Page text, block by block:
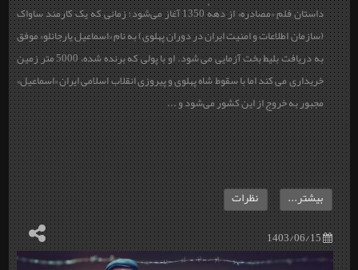
داستان فلم «مصادره»
از دههٔ 1350 آغاز می‌شود؛ زمانی که یک کارمند ساواک
(سازمان اطلاعات و امنیت ایران در دوران پهلوی)به نام «اسماعیل یارجانلو» موفق
به دریافت بلیط بخت آزمایی می شود. او با پولی که برنده شده، 5000 متر زمین
خریداری می کند اما با سقوط شاه پهلوی و پیروزی انقلاب اسلامی ایران «اسماعیل»
مجبور به خروج از این کشور می‌شود و ...
1403/06/15
بیشتر... نظرات